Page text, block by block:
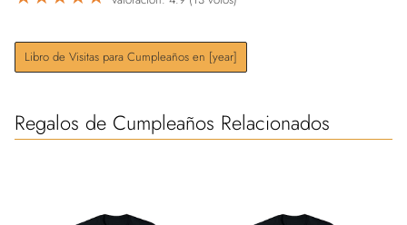
Libro de Visitas para Cumpleaños en [year]
Regalos de Cumpleaños Relacionados